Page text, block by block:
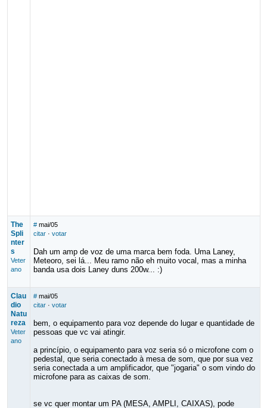
The
Spli
nter
s
Veter
ano
# mai/05
citar· votar
Dah um amp de voz de uma marca bem foda. Uma Laney,
Meteoro, sei lá... Meu ramo não eh muito vocal, mas a minha
banda usa dois Laney duns 200w... :)
Clau
dio
Natu
reza
Veter
ano
# mai/05
citar· votar
bem, o equipamento para voz depende do lugar e quantidade de
pessoas que vc vai atingir.
a princípio, o equipamento para voz seria só o microfone com o
pedestal, que seria conectado à mesa de som, que por sua vez
seria conectada a um amplificador, que "jogaria" o som vindo do
microfone para as caixas de som.
se vc quer montar um PA (MESA, AMPLI, CAIXAS), pode